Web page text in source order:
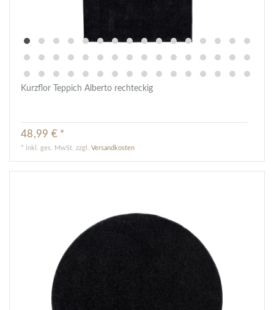
Kurzflor Teppich Alberto rechteckig
48,99 € *
* inkl. ges. MwSt. zzgl.Versandkosten